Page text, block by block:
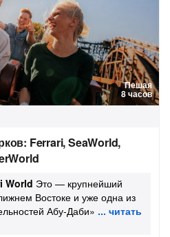
Пешая
8 часов
Ferrari, SeaWorld,
World Это — крупнейший
Востоке и уже одна из
Абу-Даби»